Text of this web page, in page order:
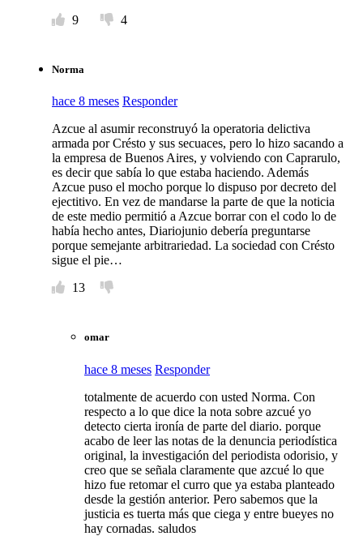
9
4
Norma
hace 8 meses Responder
Azcue al asumir reconstruyó la operatoria delictiva
armada por Crésto y sus secuaces, pero lo hizo sacando a
la empresa de Buenos Aires, y volviendo con Caprarulo,
es decir que sabía lo que estaba haciendo. Además
Azcue puso el mocho porque lo dispuso por decreto del
ejectitivo. En vez de mandarse la parte de que la noticia
de este medio permitió a Azcue borrar con el codo lo de
había hecho antes, Diariojunio debería preguntarse
porque semejante arbitrariedad. La sociedad con Crésto
sigue el pie…
13
omar
hace 8 meses Responder
totalmente de acuerdo con usted Norma. Con
respecto a lo que dice la nota sobre azcué yo
detecto cierta ironía de parte del diario. porque
acabo de leer las notas de la denuncia periodística
original, la investigación del periodista odorisio, y
creo que se señala claramente que azcué lo que
hizo fue retomar el curro que ya estaba planteado
desde la gestión anterior. Pero sabemos que la
justicia es tuerta más que ciega y entre bueyes no
hay cornadas. saludos